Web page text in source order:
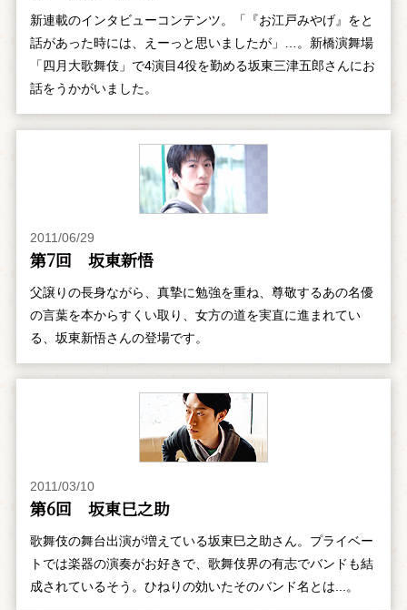
新連載のインタビューコンテンツ。「『お江戸みやげ』をと
話があった時には、えーっと思いましたが」…。新橋演舞場
「四月大歌舞伎」で4演目4役を勤める坂東三津五郎さんにお
話をうかがいました。
2011/06/29
第7回 坂東新悟
父譲りの長身ながら、真摯に勉強を重ね、尊敬するあの名優
の言葉を本からすくい取り、女方の道を実直に進まれてい
る、坂東新悟さんの登場です。
2011/03/10
第6回 坂東巳之助
歌舞伎の舞台出演が増えている坂東巳之助さん。プライベー
トでは楽器の演奏がお好きで、歌舞伎界の有志でバンドも結
成されているそう。ひねりの効いたそのバンド名とは...。